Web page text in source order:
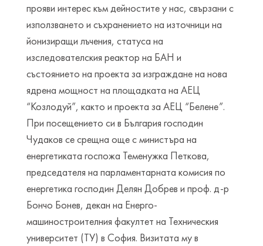
прояви интерес към дейностите у нас, свързани с
използването и съхранението на източници на
йонизиращи лъчения, статуса на
изследователския реактор на БАН и
състоянието на проекта за изграждане на нова
ядрена мощност на площадката на АЕЦ
“Козлодуй”, както и проекта за АЕЦ “Белене”.
При посещението си в България господин
Чудаков се срещна още с министъра на
енергетиката госпожа Теменужка Петкова,
председателя на парламентарната комисия по
енергетика господин Делян Добрев и проф. д-р
Бончо Бонев, декан на Енерго-
машиностроителния факултет на Техническия
университет (ТУ) в София. Визитата му в